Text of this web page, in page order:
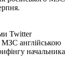
Twitter
МЗС англійською
начальника